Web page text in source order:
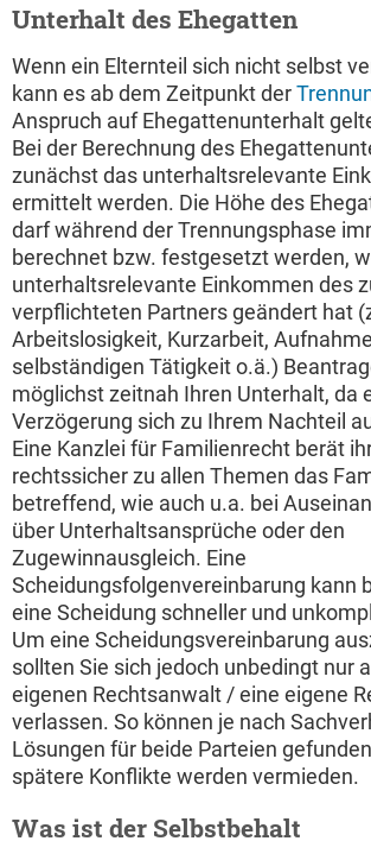
Unterhalt des Ehegatten
Wenn ein Elternteil sich nicht selbst
kann es ab dem Zeitpunkt der
Anspruch auf Ehegattenunterhalt
Bei der Berechnung des
zunächst das unterhaltsrelevante
ermittelt werden. Die Höhe des
darf während der Trennungsphase
berechnet bzw. festgesetzt werden,
unterhaltsrelevante Einkommen des
verpflichteten Partners geändert hat
Arbeitslosigkeit, Kurzarbeit,
selbständigen Tätigkeit o.ä.)
möglichst zeitnah Ihren Unterhalt, da
Verzögerung sich zu Ihrem Nachteil
Eine Kanzlei für Familienrecht berät
rechtssicher zu allen Themen das
betreffend, wie auch u.a. bei
über Unterhaltsansprüche oder den
Zugewinnausgleich. Eine
Scheidungsfolgenvereinbarung kann
eine Scheidung schneller und
Um eine Scheidungsvereinbarung
sollten Sie sich jedoch unbedingt nur
eigenen Rechtsanwalt / eine eigene
verlassen. So können je nach
Lösungen für beide Parteien
spätere Konflikte werden vermieden.
Was ist der Selbstbehalt